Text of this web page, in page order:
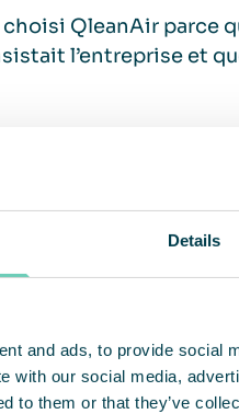
Details
and ads, to provide social
with our social media,
to them or that they’ve
choisi QleanAir parce
l’entreprise et
construit de manière
facilement notre
de faire. En outre,
QleanAir a
et QleanAir ont
de construction, de
à la rédaction